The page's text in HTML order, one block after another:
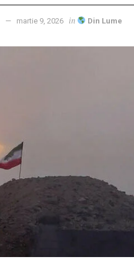
martie 9, 2026 in Din Lume